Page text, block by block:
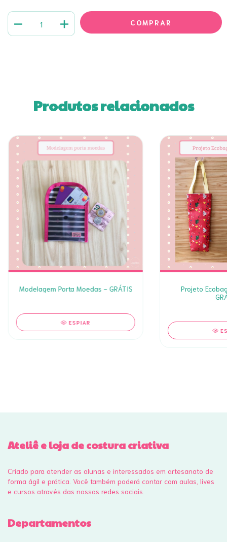
Produtos relacionados
Modelagem Porta Moedas - GRÁTIS
ESPIAR
Projeto
Ateliê e loja de costura criativa
Criado para atender as alunas e interessados em artesanato de
forma ágil e prática. Você também poderá contar com aulas, lives
e cursos através das nossas redes sociais.
Departamentos